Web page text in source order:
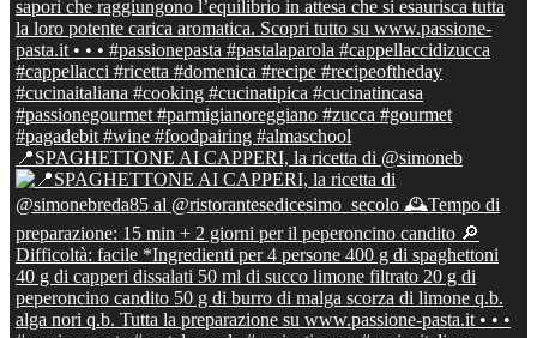
📍SPAGHETTONE AI CAPPERI, la ricetta di @simoneb